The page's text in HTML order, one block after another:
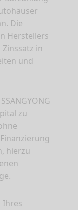
Die
Herstellers
in
und
zu
hierzu
Ihres